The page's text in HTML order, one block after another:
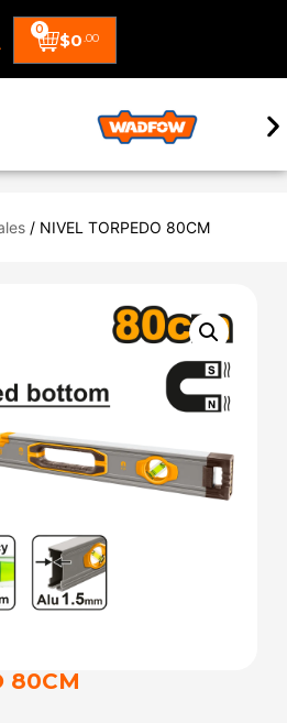
$0 .00
0
/ NIVEL TORPEDO 80CM
80CM